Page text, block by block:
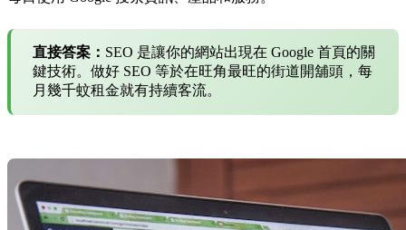
直接答案： SEO 是讓你的網站出現在 Google 首頁的關
鍵技術。做好 SEO 等於在旺角最旺的街道開舖頭，每
月幾千蚊租金就有持續客流。